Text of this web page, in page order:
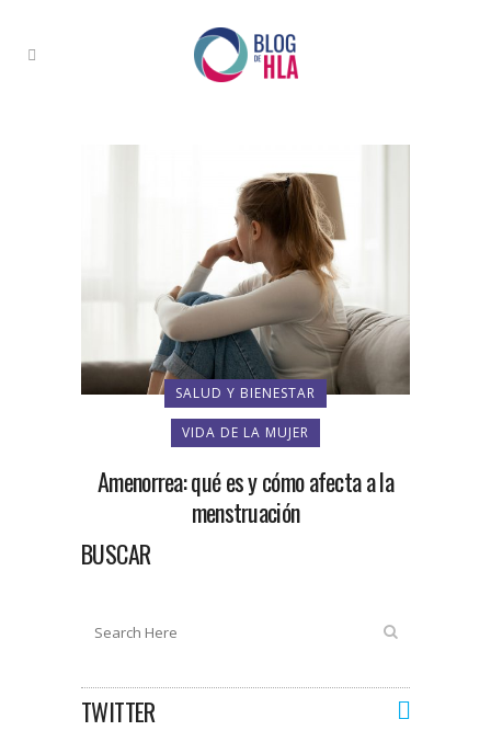
SALUD Y BIENESTAR
VIDA DE LA MUJER
Amenorrea: qué es y cómo afecta a la
menstruación
BUSCAR
TWITTER